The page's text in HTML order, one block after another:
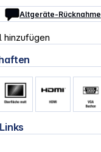
Altgeräte-Rücknahme
hinzufügen